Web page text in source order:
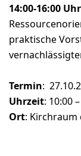
14:00-16:00 Uhr
praktische
Termin:
Uhrzeit: 10:00
Ort: